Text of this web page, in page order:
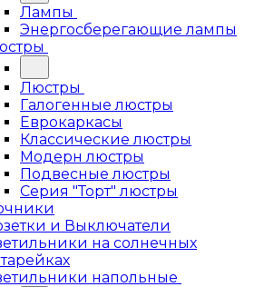
Лампы
Энергосберегающие лампы
Люстры
Галогенные люстры
Еврокаркасы
Классические люстры
Модерн люстры
Подвесные люстры
Серия "Торт" люстры
и Выключатели
на солнечных
напольные